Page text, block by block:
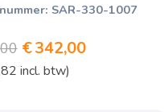
SAR-330-1007
Oorspronkelijke
prijs
€342,00Huidige
incl. btw)